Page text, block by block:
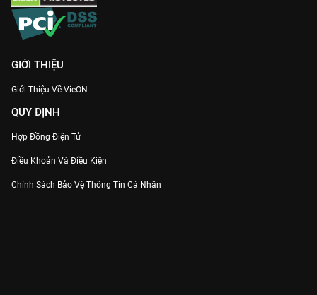
GIỚI THIỆU
Giới Thiệu Về VieON
QUY ĐỊNH
Hợp Đồng Điện Tử
Điều Khoản Và Điều Kiện
Chính Sách Bảo Vệ Thông Tin Cá Nhân